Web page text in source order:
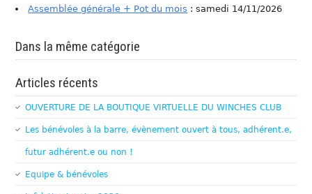
Assemblée générale + Pot du mois : samedi 14/11/2026
Dans la même catégorie
Articles récents
OUVERTURE DE LA BOUTIQUE VIRTUELLE DU WINCHES CLUB
Les bénévoles à la barre, évènement ouvert à tous, adhérent.e,
futur adhérent.e ou non !
Equipe & bénévoles